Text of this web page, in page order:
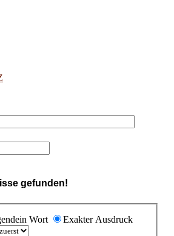
gefunden!
Wort
Exakter Ausdruck